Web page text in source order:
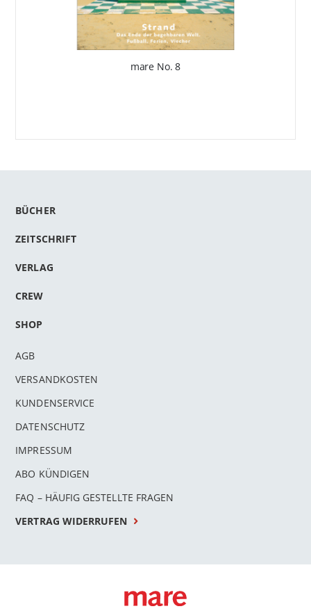
mare No. 8
BÜCHER
ZEITSCHRIFT
VERLAG
CREW
SHOP
AGB
VERSANDKOSTEN
KUNDENSERVICE
DATENSCHUTZ
IMPRESSUM
ABO KÜNDIGEN
FAQ – HÄUFIG GESTELLTE FRAGEN
VERTRAG WIDERRUFEN